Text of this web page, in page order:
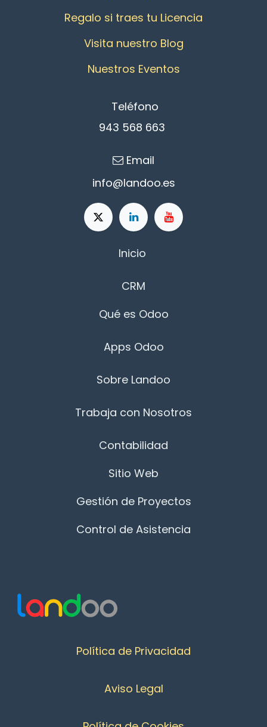
Regalo si traes tu Licencia
Visita nuestro Blog
Nuestros Eventos
Teléfono
943 568 663
Email
info@lan​d​oo.es
Inicio
CRM
Qué es Odoo
Apps Odoo
Sobre Landoo
Trabaja con Nosotros
Contabilidad
Sitio Web
Gestión de Proyectos
Control de Asistencia
Política de Privacidad
Aviso Legal